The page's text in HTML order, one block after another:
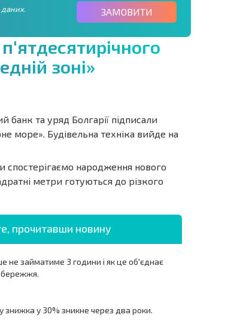
даних. ЗАМОВИТИ
п'ятдесятирічного
едній зоні»
банк та уряд Болгарії підписали
море». Будівельна техніка вийде на
спостерігаємо народження нового
метри готуються до різкого
прочитавши новину
не займатиме 3 години і як це об'єднає
знижка у 30% зникне через два роки.